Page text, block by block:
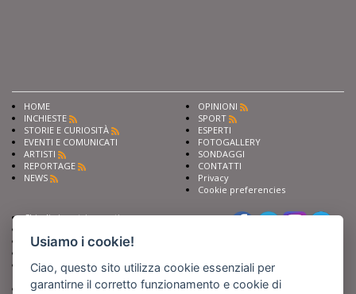
HOME
INCHIESTE
STORIE E CURIOSITÀ
EVENTI E COMUNICATI
ARTISTI
REPORTAGE
NEWS
OPINIONI
SPORT
ESPERTI
FOTOGALLERY
SONDAGGI
CONTATTI
Privacy
Cookie preferencies
Chiedi ai nostri esperti
Fai pubblicità con noi
Iscriviti al nostro corso di
giornalismo
Compra i nostri libri
Usiamo i cookie!
Ciao, questo sito utilizza cookie essenziali per
garantirne il corretto funzionamento e cookie di